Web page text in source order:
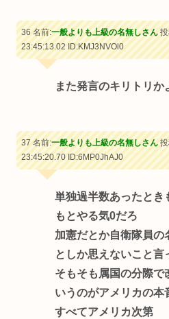
36 名前:一般よりも上級の名無しさん投
23:45:13.02ID:KMJ3NVOl0
また発言のキリトリか
37 名前:一般よりも上級の名無しさん投
23:45:20.70ID:6MP0JhAJ0
単独過半数あったとき
もとやる気0だろ
加憲だとか自衛隊員の
としか思えないこと言
そもそも属国の分際で
いうのがアメリカの本
すべてアメリカ次第